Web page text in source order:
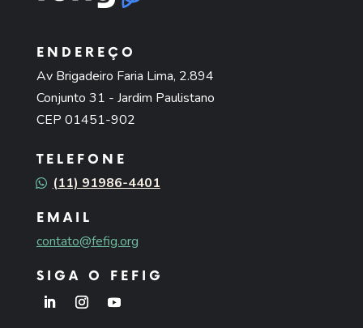
ENDEREÇO
Av Brigadeiro Faria Lima, 2.894
Conjunto 31 - Jardim Paulistano
CEP 01451-902
TELEFONE
(11) 91986-4401
EMAIL
contato@fefig.org
SIGA O FEFIG